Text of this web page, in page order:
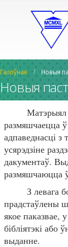
Галоўная Новыя
Новыя
Матэрыял
размяшчаецца
адпаведнасці з
усярэдзіне
дакументаў.
размяшчаюцца
З левага
прадстаўлены
якое паказвае,
бібліятэкі або
выданне.